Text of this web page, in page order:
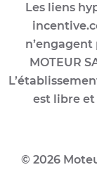
Les liens
MOTEUR
est libre et
© 2026